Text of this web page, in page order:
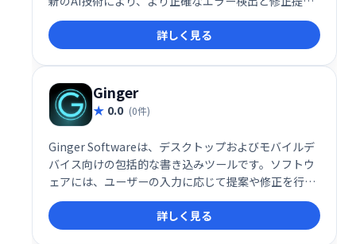
を提供し、文章の質向上を支援します。ユーザーエク
スペリエンスも向上しており、効率的な文章作成を実
現します。
詳しく見る
Ginger
0.0 (0件)
Ginger Softwareは、デスクトップおよびモバイルデ
バイス向けの包括的な書き込みツールです。ソフトウ
ェアには、ユーザーの入力に応じて提案や修正を行う
文法チェッカーが搭載されています。
詳しく見る